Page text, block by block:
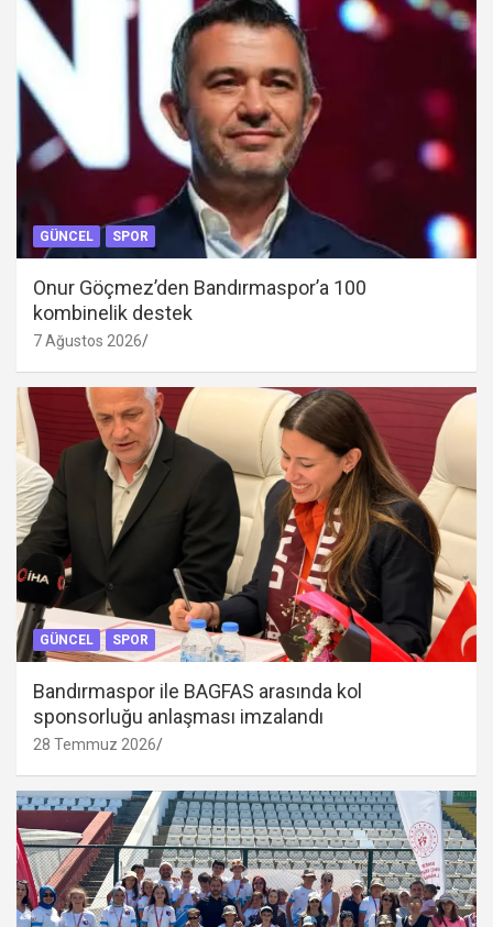
GÜNCEL SPOR
Onur Göçmez’den Bandırmaspor’a 100
kombinelik destek
7 Ağustos 2026
GÜNCEL SPOR
Bandırmaspor ile BAGFAS arasında kol
sponsorluğu anlaşması imzalandı
28 Temmuz 2026